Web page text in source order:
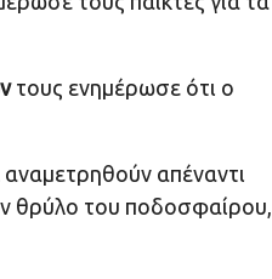
τους ενημέρωσε ότι ο
αναμετρηθούν απέναντι
θρύλο του ποδοσφαίρου,